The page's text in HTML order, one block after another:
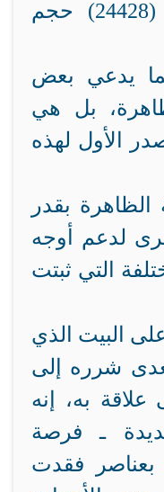
بلادنا (كل 24 ساعة)، (24428) حجم
يدعي بعض
بل هي
الأول لهذه
بقدر
لدعم أوجه
التي ثبتت
البيت الذي
شرره إلى
به، إنه
ـ فرصة
بعناصر فقدت